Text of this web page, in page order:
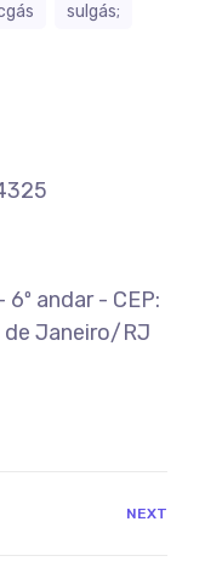
sulgás;
andar - CEP:
Janeiro/RJ
NEXT